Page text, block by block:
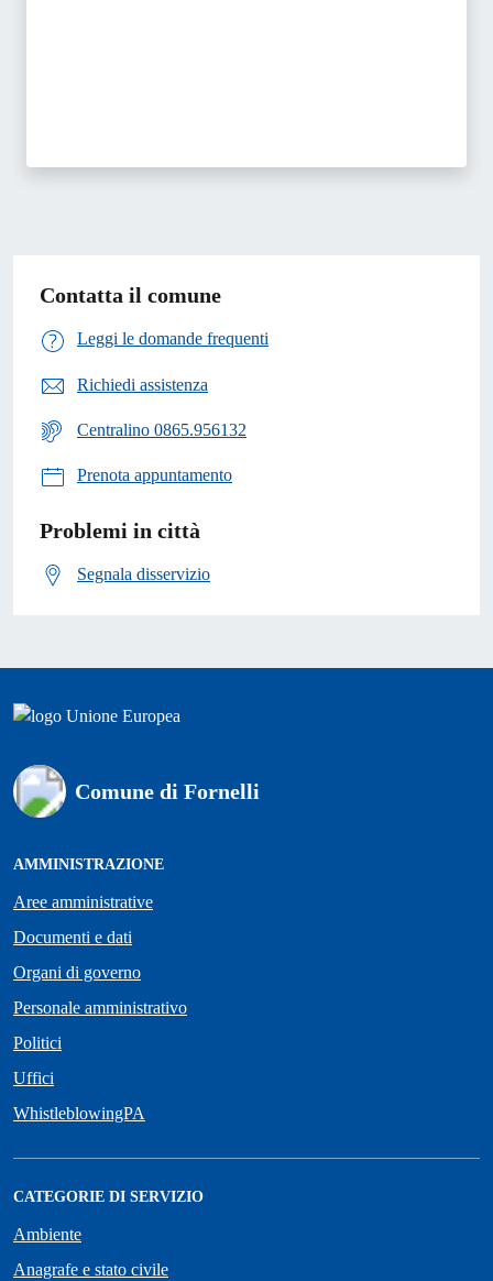
Contatta il comune
Leggi le domande frequenti
Richiedi assistenza
Centralino 0865.956132
Prenota appuntamento
Problemi in città
Segnala disservizio
Comune di Fornelli
AMMINISTRAZIONE
Aree amministrative
Documenti e dati
Organi di governo
Personale amministrativo
Politici
Uffici
WhistleblowingPA
CATEGORIE DI SERVIZIO
Ambiente
Anagrafe e stato civile